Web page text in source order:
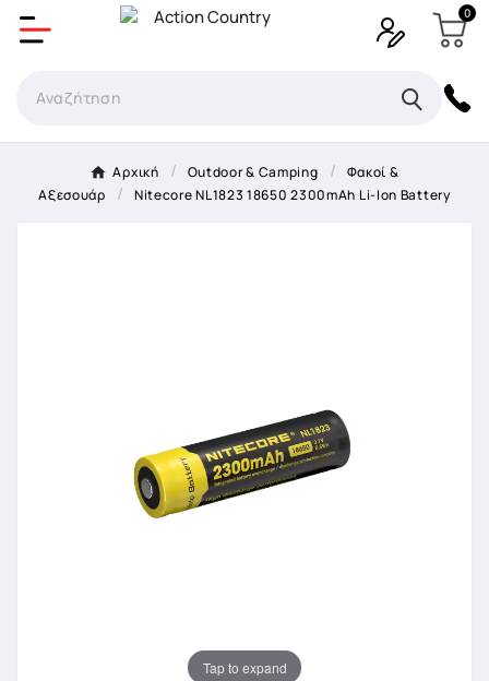
0
Αρχική Outdoor & Camping
Φακοί &
Αξεσουάρ
Nitecore NL1823 18650 2300mAh Li-Ion Battery
Tap to expand
Δημιουργία λίστα επιθυμητών
×
Όνομα Λίστα επιθυμιτών
Ακύρωση Δημιουργία λίστα επιθυμητών